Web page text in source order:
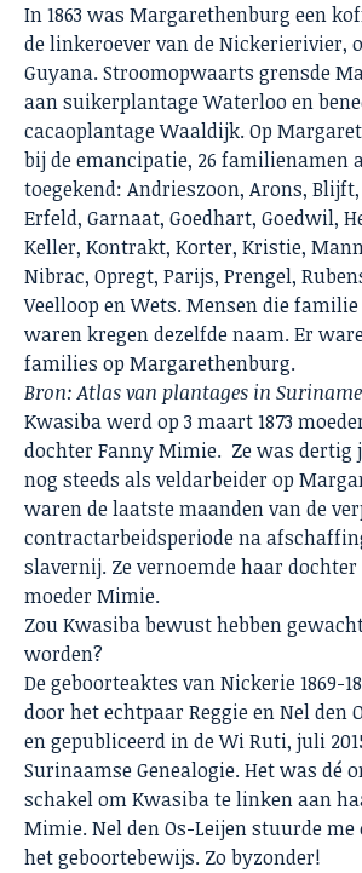
In 1863 was Margarethenburg een
de linkeroever van de Nickerierivier,
Guyana. Stroomopwaarts grensde
aan suikerplantage Waterloo en
cacaoplantage Waaldijk. Op
bij de emancipatie, 26 familienamen
toegekend: Andrieszoon, Arons,
Erfeld, Garnaat, Goedhart, Goedwil,
Keller, Kontrakt, Korter, Kristie,
Nibrac, Opregt, Parijs, Prengel,
Veelloop en Wets. Mensen die
waren kregen dezelfde naam. Er
families op Margarethenburg.
Bron: Atlas van plantages in Suriname
Kwasiba werd op 3 maart 1873
dochter Fanny Mimie. Ze was dertig
nog steeds als veldarbeider op
waren de laatste maanden van de
contractarbeidsperiode na
slavernij. Ze vernoemde haar
moeder Mimie.
Zou Kwasiba bewust hebben
worden?
De geboorteaktes van Nickerie 1869-
door het echtpaar Reggie en Nel den
en gepubliceerd in de Wi Ruti, juli
Surinaamse Genealogie. Het was dé
schakel om Kwasiba te linken aan
Mimie. Nel den Os-Leijen stuurde me
het geboortebewijs. Zo byzonder!